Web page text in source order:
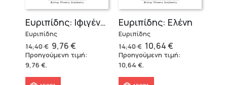
Ευριπίδης: Ιφιγένεια Η Εν Ταύροις
Ευριπίδης
14,40€ Original
price
was:
9,76€Η
τρέχουσα
τιμή
Προηγούμενη τιμή:
9,76 €.
Ευριπίδης: Ελένη
Ευριπίδης
14,40€ Original
price
was:
10,64€Η
τρέχουσα
τιμή
Προηγούμενη τιμή:
10,64 €.